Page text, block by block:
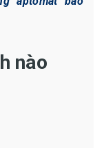
nào